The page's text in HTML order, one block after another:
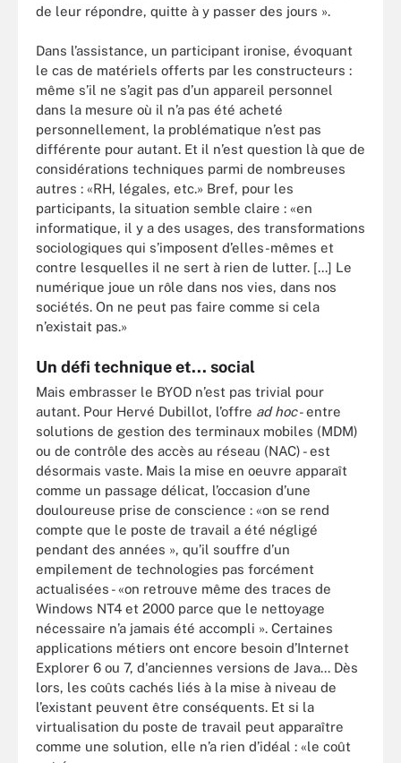
de leur répondre, quitte à y passer des jours ».
Dans l’assistance, un participant ironise, évoquant
le cas de matériels offerts par les constructeurs :
même s’il ne s’agit pas d’un appareil personnel
dans la mesure où il n’a pas été acheté
personnellement, la problématique n’est pas
différente pour autant. Et il n’est question là que de
considérations techniques parmi de nombreuses
autres : «RH, légales, etc.» Bref, pour les
participants, la situation semble claire : «en
informatique, il y a des usages, des transformations
sociologiques qui s’imposent d’elles-mêmes et
contre lesquelles il ne sert à rien de lutter. [...] Le
numérique joue un rôle dans nos vies, dans nos
sociétés. On ne peut pas faire comme si cela
n’existait pas.»
Un défi technique et... social
Mais embrasser le BYOD n’est pas trivial pour
autant. Pour Hervé Dubillot, l’offre ad hoc- entre
solutions de gestion des terminaux mobiles (MDM)
ou de contrôle des accès au réseau (NAC) - est
désormais vaste. Mais la mise en oeuvre apparaît
comme un passage délicat, l’occasion d’une
douloureuse prise de conscience : «on se rend
compte que le poste de travail a été négligé
pendant des années », qu’il souffre d’un
empilement de technologies pas forcément
actualisées - «on retrouve même des traces de
Windows NT4 et 2000 parce que le nettoyage
nécessaire n’a jamais été accompli ». Certaines
applications métiers ont encore besoin d’Internet
Explorer 6 ou 7, d'anciennes versions de Java... Dès
lors, les coûts cachés liés à la mise à niveau de
l’existant peuvent être conséquents. Et si la
virtualisation du poste de travail peut apparaître
comme une solution, elle n’a rien d’idéal : «le coût